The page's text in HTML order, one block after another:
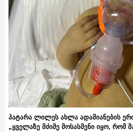
პატარა ლილეს ახლა ადამიანების
„ყველაზე მძიმე მოსასმენი იყო, რომ